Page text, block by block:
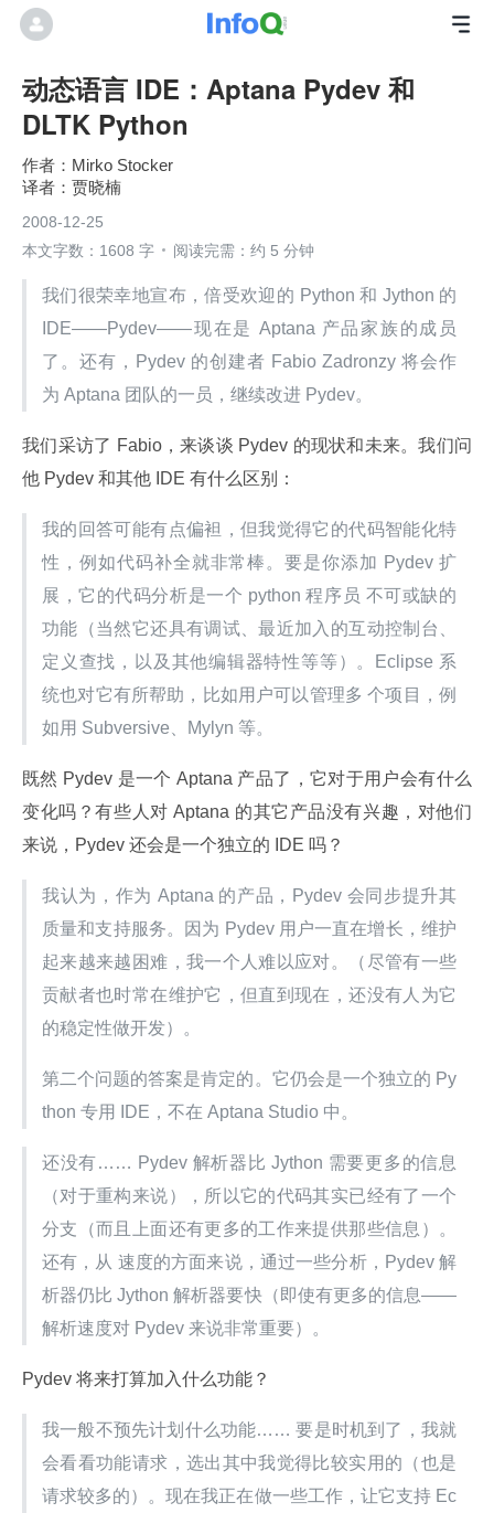
动态语言 IDE：Aptana Pydev 和
DLTK Python
Mirko Stocker
贾晓楠
2008-12-25
本文字数：1608 字
阅读完需：约 5 分钟
我们很荣幸地宣布，倍受欢迎的 Python 和 Jython 的
IDE——Pydev——现在是 Aptana 产品家族的成员
了。还有，Pydev 的创建者 Fabio Zadronzy 将会作
为 Aptana 团队的一员，继续改进 Pydev。
我们采访了 Fabio，来谈谈 Pydev 的现状和未来。我们问
他 Pydev 和其他 IDE 有什么区别：
我的回答可能有点偏袒，但我觉得它的代码智能化特
性，例如代码补全就非常棒。要是你添加 Pydev 扩
展，它的代码分析是一个 python 程序员 不可或缺的
功能（当然它还具有调试、最近加入的互动控制台、
定义查找，以及其他编辑器特性等等）。Eclipse 系
统也对它有所帮助，比如用户可以管理多 个项目，例
如用 Subversive、Mylyn 等。
既然 Pydev 是一个 Aptana 产品了，它对于用户会有什么
变化吗？有些人对 Aptana 的其它产品没有兴趣，对他们
来说，Pydev 还会是一个独立的 IDE 吗？
我认为，作为 Aptana 的产品，Pydev 会同步提升其
质量和支持服务。因为 Pydev 用户一直在增长，维护
起来越来越困难，我一个人难以应对。（尽管有一些
贡献者也时常在维护它，但直到现在，还没有人为它
的稳定性做开发）。
第二个问题的答案是肯定的。它仍会是一个独立的 Py
thon 专用 IDE，不在 Aptana Studio 中。
还没有…… Pydev 解析器比 Jython 需要更多的信息
（对于重构来说），所以它的代码其实已经有了一个
分支（而且上面还有更多的工作来提供那些信息）。
还有，从 速度的方面来说，通过一些分析，Pydev 解
析器仍比 Jython 解析器要快（即使有更多的信息——
解析速度对 Pydev 来说非常重要）。
Pydev 将来打算加入什么功能？
我一般不预先计划什么功能…… 要是时机到了，我就
会看看功能请求，选出其中我觉得比较实用的（也是
请求较多的）。现在我正在做一些工作，让它支持 Ec